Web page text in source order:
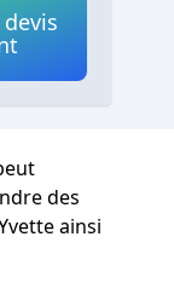
des
ainsi